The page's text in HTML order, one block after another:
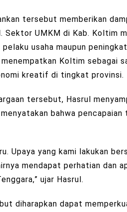
tersebut memberikan
Sektor UMKM di Kab. Koltim
usaha maupun
Koltim sebagai
kreatif di tingkat provinsi.
tersebut, Hasrul
bahwa
Upaya yang kami lakukan
mendapat perhatian dan
ujar Hasrul.
diharapkan dapat